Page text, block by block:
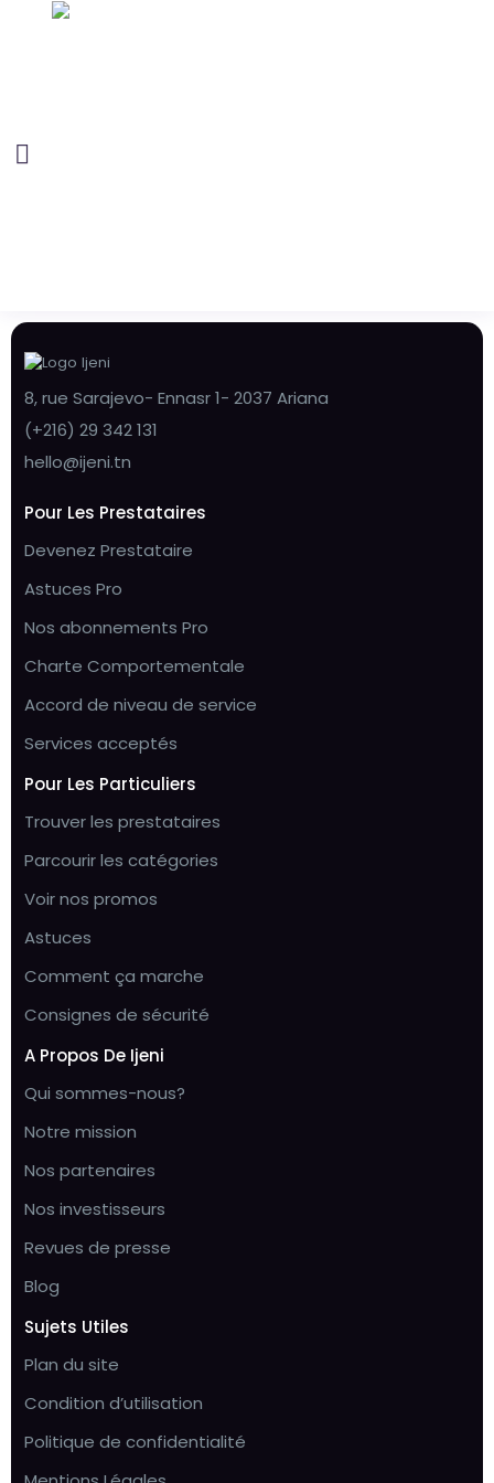
8, rue Sarajevo- Ennasr 1- 2037 Ariana
(+216) 29 342 131
hello@ijeni.tn
Pour Les Prestataires
Devenez Prestataire
Astuces Pro
Nos abonnements Pro
Charte Comportementale
Accord de niveau de service
Services acceptés
Pour Les Particuliers
Trouver les prestataires
Parcourir les catégories
Voir nos promos
Astuces
Comment ça marche
Consignes de sécurité
A Propos De Ijeni
Qui sommes-nous?
Notre mission
Nos partenaires
Nos investisseurs
Revues de presse
Blog
Sujets Utiles
Plan du site
Condition d’utilisation
Politique de confidentialité